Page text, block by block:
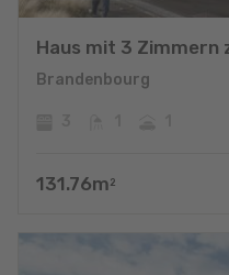
Haus mit 3 Zimmern
Brandenbourg
131.76m 2